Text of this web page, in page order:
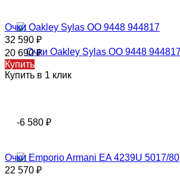
Очки Oakley Sylas OO 9448 944817
32 590 ₽
20 690₽
Купить
Купить в 1 клик
-6 580 ₽
Очки Emporio Armani EA 4239U 5017/80
22 570 ₽